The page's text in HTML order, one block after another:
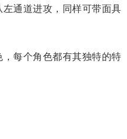
通道进攻，同样可带面具
，每个角色都有其独特的特